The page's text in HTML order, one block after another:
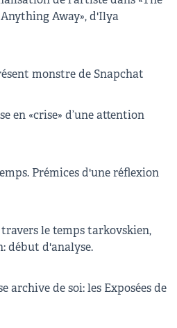
Away», d'Ilya
monstre de Snapchat
en «crise» d’une attention
Prémices d'une réflexion
le temps tarkovskien,
début d'analyse.
archive de soi: les Exposées de